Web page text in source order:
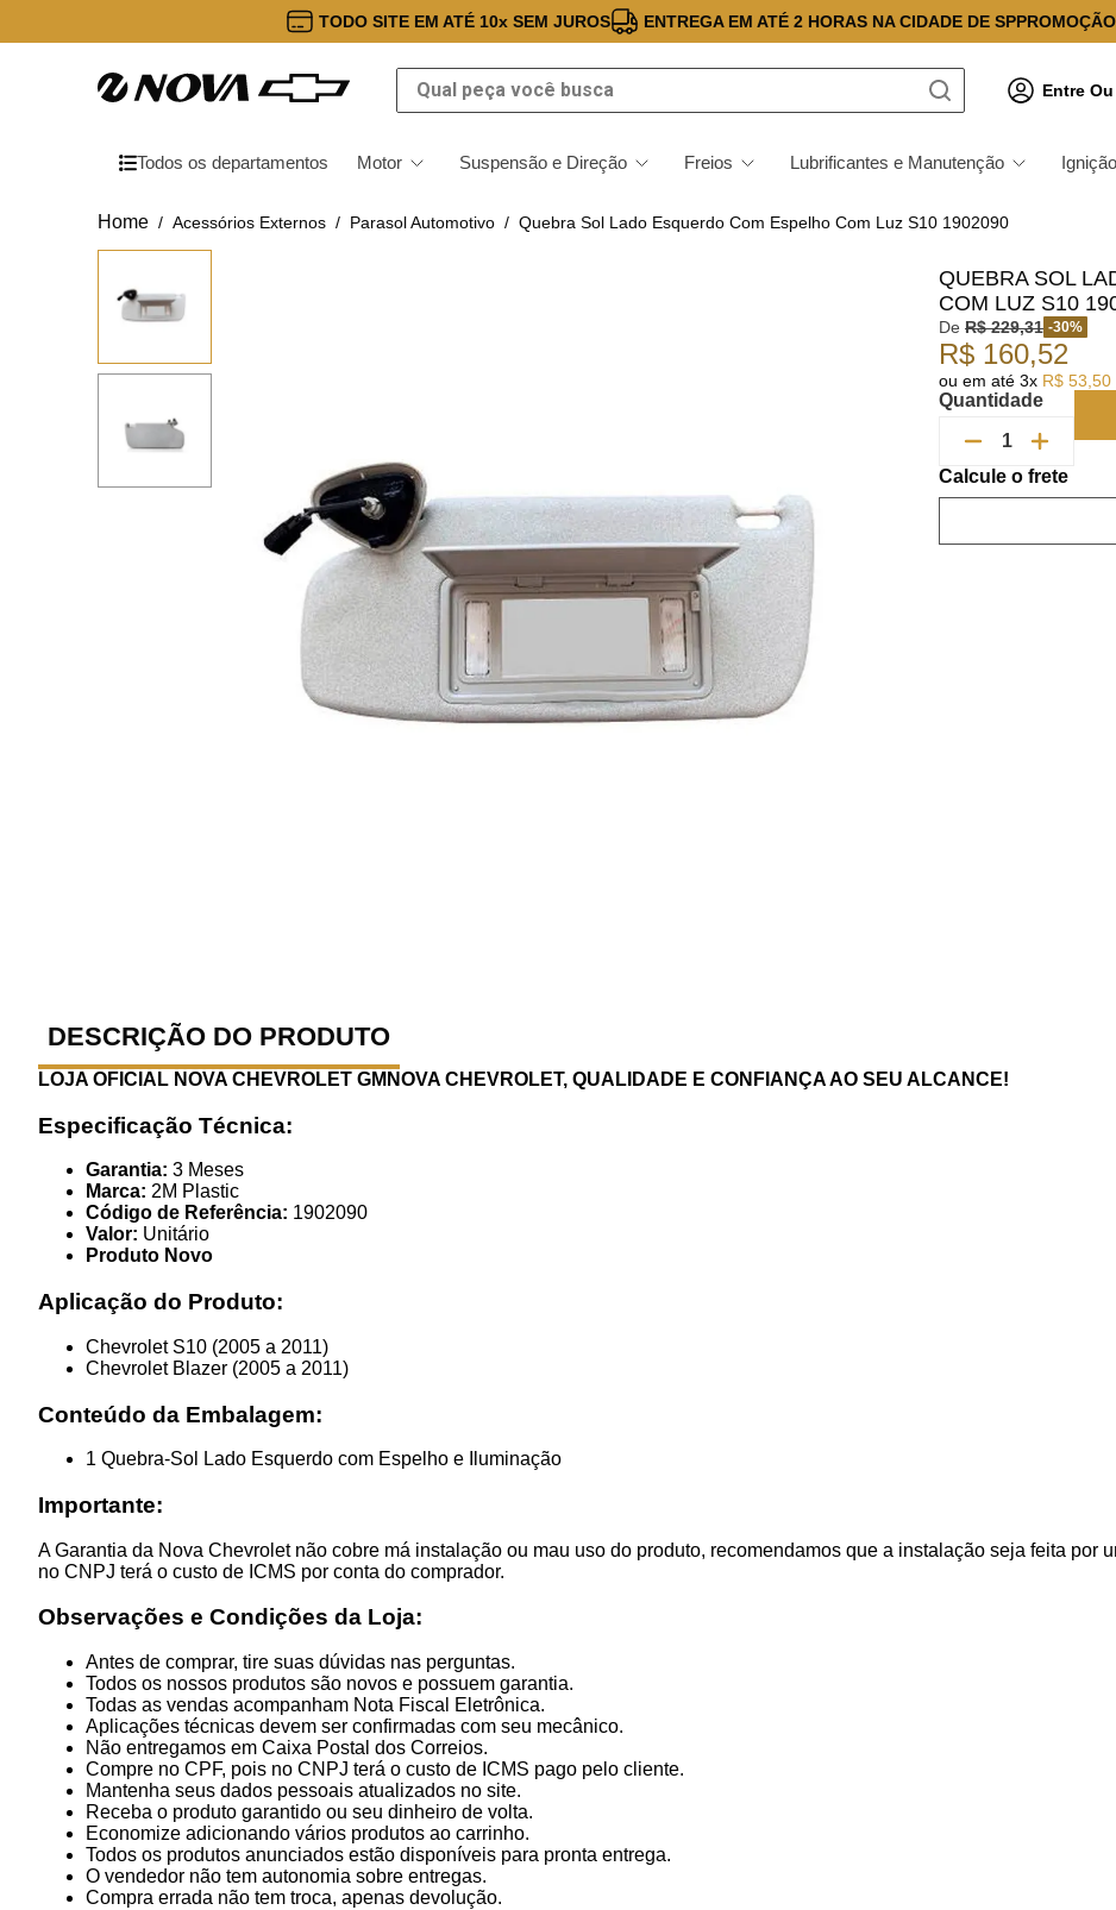
TODO SITE EM ATÉ 10x SEM JUROS ENTREGA EM ATÉ 2 HORAS NA CIDADE DE SP
Qual peça você busca
Entre
Todos os departamentos Motor Suspensão e Direção Freios Lubrificantes e Manutenção
Acessórios Externos Parasol Automotivo Quebra Sol Lado Esquerdo Com Espelho Com Luz S10 1902090
QUEBRA SOL
COM LUZ S10
De R$ 229,31 -30%
R$ 160,52
ou em até 3x R$ 53 50
Quantidade
DESCRIÇÃO DO PRODUTO
LOJA OFICIAL NOVA CHEVROLET GMNOVA CHEVROLET, QUALIDADE E CONFIANÇA AO SEU ALCANCE!
Especificação Técnica:
Garantia: 3 Meses
Marca: 2M Plastic
Código de Referência: 1902090
Valor: Unitário
Produto Novo
Aplicação do Produto:
Chevrolet S10 (2005 a 2011)
Chevrolet Blazer (2005 a 2011)
Conteúdo da Embalagem:
1 Quebra-Sol Lado Esquerdo com Espelho e Iluminação
Importante:
A Garantia da Nova Chevrolet não cobre má instalação ou mau uso do produto, recomendamos que a instalação seja feita por
no CNPJ terá o custo de ICMS por conta do comprador.
Observações e Condições da Loja:
Antes de comprar, tire suas dúvidas nas perguntas.
Todos os nossos produtos são novos e possuem garantia.
Todas as vendas acompanham Nota Fiscal Eletrônica.
Aplicações técnicas devem ser confirmadas com seu mecânico.
Não entregamos em Caixa Postal dos Correios.
Compre no CPF, pois no CNPJ terá o custo de ICMS pago pelo cliente.
Mantenha seus dados pessoais atualizados no site.
Receba o produto garantido ou seu dinheiro de volta.
Economize adicionando vários produtos ao carrinho.
Todos os produtos anunciados estão disponíveis para pronta entrega.
O vendedor não tem autonomia sobre entregas.
Compra errada não tem troca, apenas devolução.